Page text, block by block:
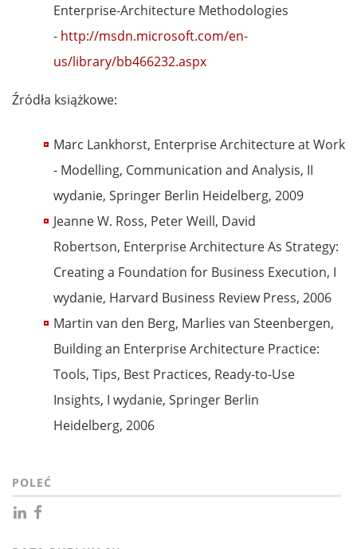
Enterprise-Architecture Methodologies
- http://msdn.microsoft.com/en-
us/library/bb466232.aspx
Źródła książkowe:
Marc Lankhorst, Enterprise Architecture at Work
- Modelling, Communication and Analysis, II
wydanie, Springer Berlin Heidelberg, 2009
Jeanne W. Ross, Peter Weill, David
Robertson, Enterprise Architecture As Strategy:
Creating a Foundation for Business Execution, I
wydanie, Harvard Business Review Press, 2006
Martin van den Berg, Marlies van Steenbergen,
Building an Enterprise Architecture Practice:
Tools, Tips, Best Practices, Ready-to-Use
Insights, I wydanie, Springer Berlin
Heidelberg, 2006
POLEĆ